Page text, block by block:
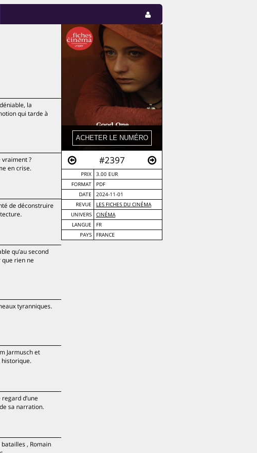
#2397
PRIX
3.00 EUR
FORMAT
PDF
DATE
2024-11-01
REVUE
LES FICHES DU CINÉMA
UNIVERS
CINÉMA
LANGUE
FR
PAYS
FRANCE
la
qui tarde à
vraiment ?
en crise.
de déconstruire
qu’au second
rien ne
tyranniques.
Jarmusch et
historique.
d’une
sa narration.
, Romain